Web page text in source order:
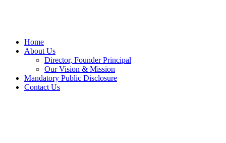
Home
About Us
Director, Founder Principal
Our Vision & Mission
Mandatory Public Disclosure
Contact Us